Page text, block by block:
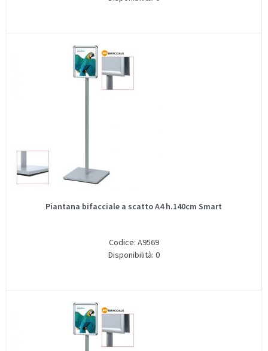
Piantana bifacciale a scatto A4 h.140cm Smart
Codice: A9569
Disponibilità: 0